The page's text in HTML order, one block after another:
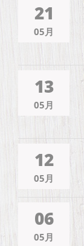
21
05月
13
05月
12
05月
06
05月